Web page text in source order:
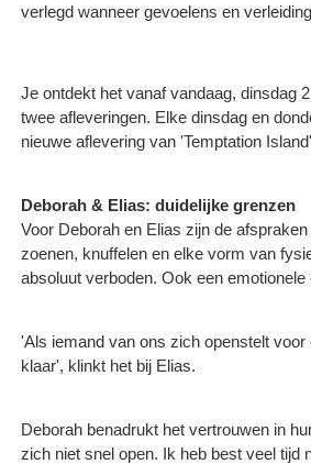
verlegd wanneer gevoelens en
Je ontdekt het vanaf vandaag, dinsdag
twee afleveringen. Elke dinsdag en
nieuwe aflevering van 'Temptation
Deborah & Elias: duidelijke grenzen
Voor Deborah en Elias zijn de
zoenen, knuffelen en elke vorm van
absoluut verboden. Ook een emotionele
'Als iemand van ons zich openstelt voor
klaar', klinkt het bij Elias.
Deborah benadrukt het vertrouwen in
zich niet snel open. Ik heb best veel tijd